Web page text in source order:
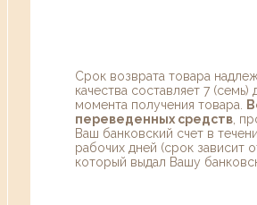
Срок возврата товара
качества составляет 7 (семь)
момента получения товара.
переведенных средств ,
Ваш банковский счет в
рабочих дней (срок зависит
который выдал Вашу